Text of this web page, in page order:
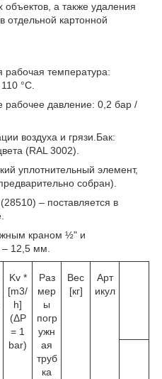
а также удаления
отдельной картонной
температура:
°C.
давление: 0,2 бар /
воздуха и грязи.Бак:
(RAL 3002).
уплотнительный элемент,
собран).
– поставляется в
краном ½" и
– 12,5 мм.
Kv*
[m3/
h]
(ΔP
= 1
bar)
Раз
мер
ы
погр
ужн
ая
труб
ка
Вес
[кг]
Арт
икул